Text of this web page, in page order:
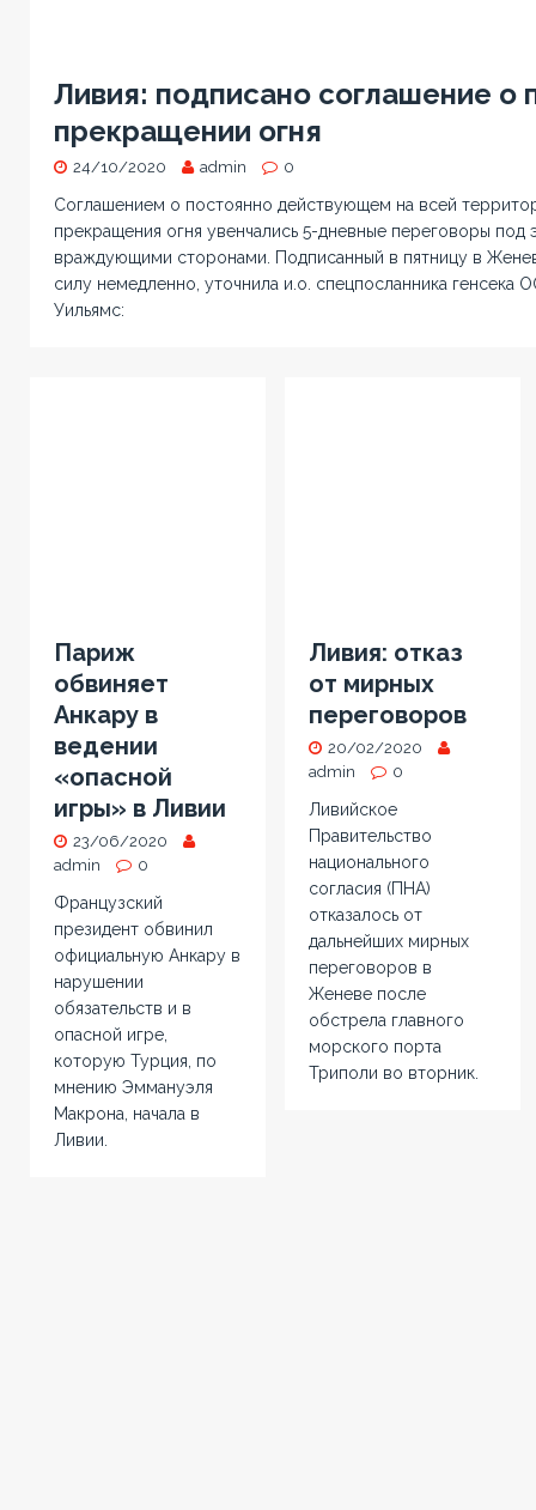
Ливия: подписано соглашение о
прекращении огня
24/10/2020 admin 0
Соглашением о постоянно действующем на всей
прекращения огня увенчались 5-дневные переговоры
враждующими сторонами. Подписанный в пятницу в
силу немедленно, уточнила и.о. спецпосланника
Уильямс:
Париж
обвиняет
Анкару в
ведении
«опасной
игры» в Ливии
23/06/2020
admin
0
Французский
президент обвинил
официальную Анкару в
нарушении
обязательств и в
опасной игре,
которую Турция, по
мнению Эммануэля
Макрона, начала в
Ливии.
Ливия: отказ
от мирных
переговоров
20/02/2020
admin
0
Ливийское
Правительство
национального
согласия (ПНА)
отказалось от
дальнейших мирных
переговоров в
Женеве после
обстрела главного
морского порта
Триполи во вторник.